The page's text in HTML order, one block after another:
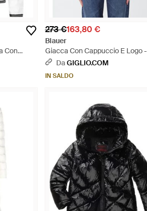
Con
273 €163,80 €
Blauer
Giacca Con Cappuccio E Logo -
Bianco
DaGIGLIO.COM
IN SALDO